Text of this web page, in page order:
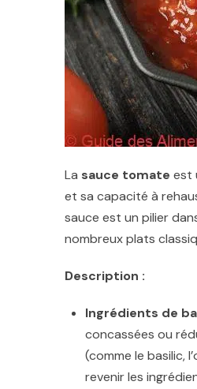
La sauce tomate est
et sa capacité à
sauce est un pilier
nombreux plats
Description :
Ingrédients de
concassées ou
(comme le basilic,
revenir les